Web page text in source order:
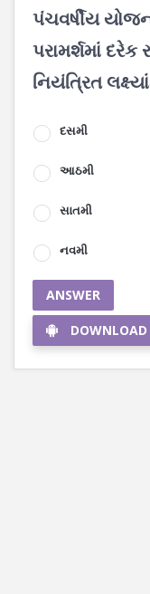
પંચવર્ષીય
પરામર્શમાં
નિયંત્રિત
દસમી
આઠમી
સાતમી
નવમી
ANSWER